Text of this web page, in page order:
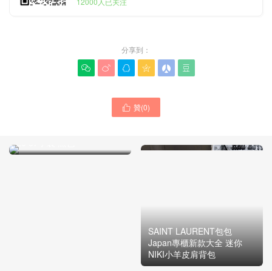
分享到：
     
 贊(0)
SAINT LAURENT聖羅蘭女
SAINT LAURENT包包
Japan專櫃新款大全 迷你
NIKI小羊皮肩背包